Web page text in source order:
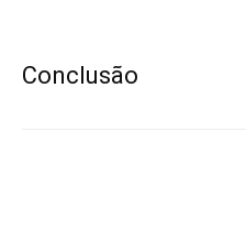
Conclusão